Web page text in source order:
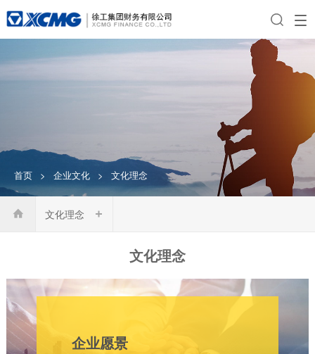
首页 > 企业文化 > 文化理念
 文化理念
文化理念
企业愿景